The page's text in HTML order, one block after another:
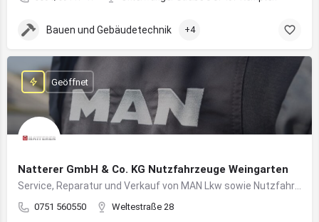
Bauen und Gebäudetechnik +4
Natterer GmbH & Co. KG Nutzfahrzeuge Weingarten
0751 560550 Weltestraße 28
Geöffnet